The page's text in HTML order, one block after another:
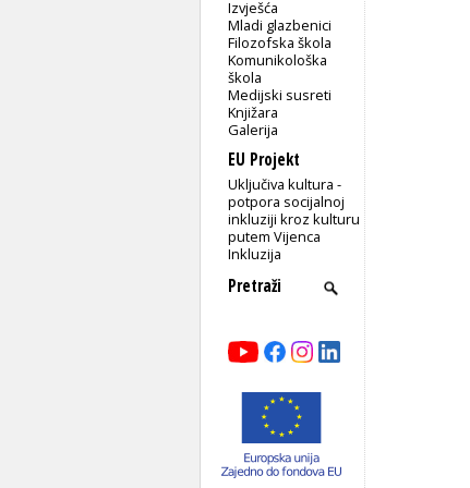
Izvješća
Mladi glazbenici
Filozofska škola
Komunikološka
škola
Medijski susreti
Knjižara
Galerija
EU Projekt
Uključiva kultura -
potpora socijalnoj
inkluziji kroz kulturu
putem Vijenca
Inkluzija